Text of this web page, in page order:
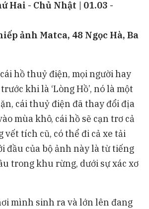
Hai - Chủ Nhật | 01.03 -
ảnh Matca, 48 Ngọc Hà, Ba
hồ thuỷ điện, mọi người hay
trước khi là ‘Lòng Hồ’, nó là một
cái thuỷ điện đã thay đổi địa
mùa khô, cái hồ sẽ cạn trơ cả
vết tích cũ, có thể đi cả xe tải
đầu của bộ ảnh này là từ tiếng
trong khu rừng, dưới sự xác xơ
mình sinh ra và lớn lên đang